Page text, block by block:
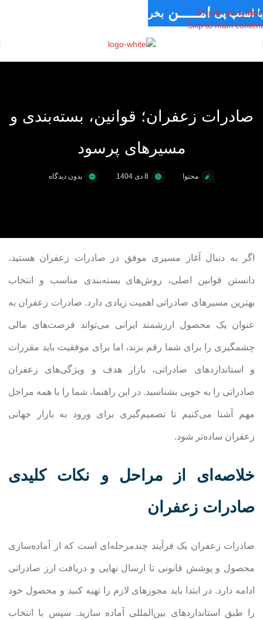
Skip to navigation
Skip to main content
صادرات زعفران؛ قوانین، بسته‌بندی و
مسیرهای پرسود
محتوا 8 دی 1404 بدون دیدگاه
اگر به دنبال آغاز مسیری موفق در صادرات زعفران هستید،
دانستن قوانین اصلی، روش‌های بسته‌بندی مناسب و انتخاب
بهترین مسیرهای صادراتی اهمیت زیادی دارد. صادرات زعفران به
عنوان یک محصول ارزشمند ایرانی می‌تواند فرصت‌های مالی
چشمگیری را برای شما رقم بزند، اما برای موفقیت باید مقررات
و استانداردهای صادراتی، بازار هدف و ویژگی‌های زعفران
صادراتی را به خوبی بشناسید. در این راهنما، شما را با همه مراحل
مهم آشنا می‌کنیم تا تصمیم‌گیری برای ورود به بازار جهانی
زعفران ساده‌تر شود.
خلاصه‌ای از مراحل و نکات کلیدی
صادرات زعفران
صادرات زعفران یک فرآیند چندمرحله‌ای است که از آماده‌سازی
محصول و پوشش قانونی تا ارسال نهایی و دریافت ارز صادراتی
ادامه دارد. در ابتدا باید مجوزهای لازم را تهیه کنید و محصول خود
را طبق استانداردهای بین‌المللی آماده سازید. سپس با انتخاب
با اسنپ پی امـــــن
قـسـطی
بخر